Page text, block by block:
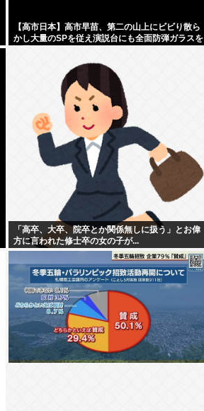
【高市日本】高市早苗、第二の山上にビビり散ら
かし大量のSPを従え演説台にも全面防弾ガラスを
「高卒、大卒、院卒とか関係無しに扱う」とお偉
方に言われた修士卒の女の子が...